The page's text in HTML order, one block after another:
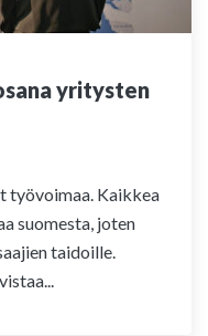
yritysten
työvoimaa. Kaikkea
suomesta, joten
taidoille.